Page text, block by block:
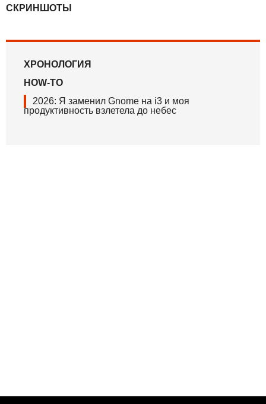
СКРИНШОТЫ
ХРОНОЛОГИЯ
HOW-TO
2026: Я заменил Gnome на i3 и моя
продуктивность взлетела до небес